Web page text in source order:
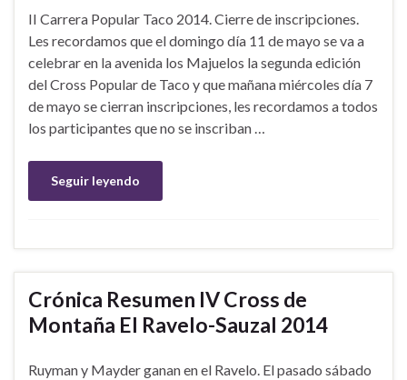
II Carrera Popular Taco 2014. Cierre de inscripciones.
Les recordamos que el domingo día 11 de mayo se va a
celebrar en la avenida los Majuelos la segunda edición
del Cross Popular de Taco y que mañana miércoles día 7
de mayo se cierran inscripciones, les recordamos a todos
los participantes que no se inscriban …
Seguir leyendo
Crónica Resumen IV Cross de
Montaña El Ravelo-Sauzal 2014
Ruyman y Mayder ganan en el Ravelo. El pasado sábado